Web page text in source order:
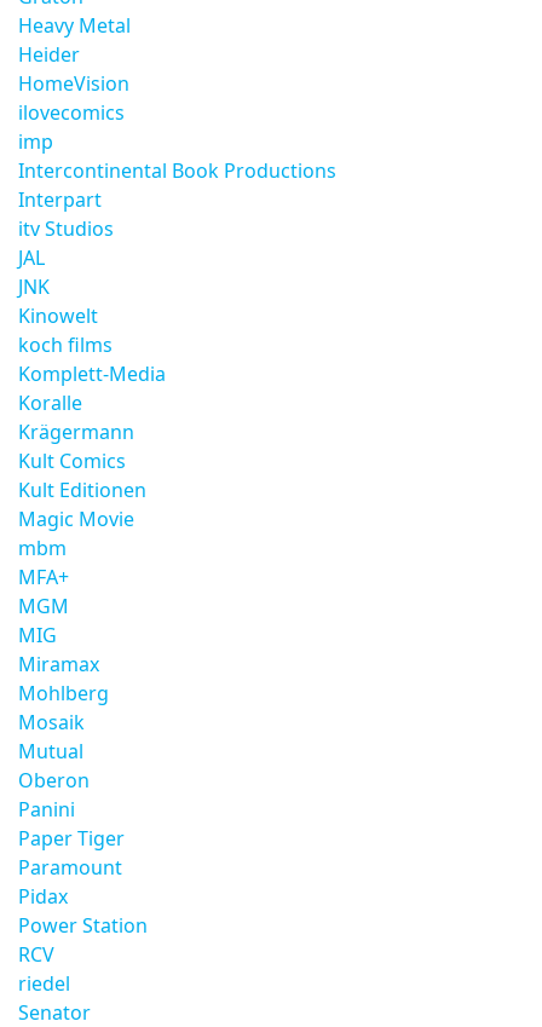
Heavy Metal
Heider
HomeVision
ilovecomics
imp
Intercontinental Book Productions
Interpart
itv Studios
JAL
JNK
Kinowelt
koch films
Komplett-Media
Koralle
Krägermann
Kult Comics
Kult Editionen
Magic Movie
mbm
MFA+
MGM
MIG
Miramax
Mohlberg
Mosaik
Mutual
Oberon
Panini
Paper Tiger
Paramount
Pidax
Power Station
RCV
riedel
Senator